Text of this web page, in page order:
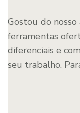
Gostou do nosso
ferramentas
diferenciais e
seu trabalho.